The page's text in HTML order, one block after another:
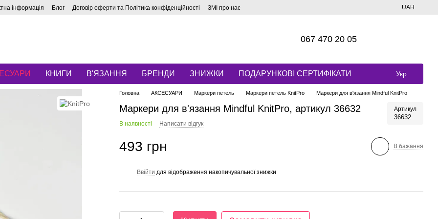
інформація Блог Договір оферти та Політика конфіденційності ЗМІ про нас UAH
067 470 20 05
КНИГИ В'ЯЗАННЯ БРЕНДИ ЗНИЖКИ ПОДАРУНКОВІ СЕРТИФІКАТИ Укр
Головна АКСЕСУАРИ Маркери петель Маркери петель KnitPro Маркери для в'язання Mindful KnitPro
Маркери для в'язання Mindful KnitPro, артикул 36632 Артикул
36632
В наявності Написати відгук
493 грн В бажання
Ввійти для відображення накопичувальної знижки